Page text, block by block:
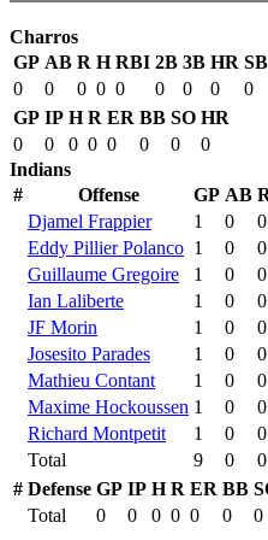
Charros
GP AB R H RBI 2B 3B HR SB
0
0 0 0 0 0 0 0 0
GP IP H R ER BB SO HR
0
0 0 0 0 0 0
0
Indians
#
Offense GP AB
Djamel Frappier
1 0 0
Eddy Pillier Polanco 1 0 0
Guillaume Gregoire
1 0 0
Ian Laliberte
1 0 0
JF Morin
1 0 0
Josesito Parades
1 0 0
Mathieu Contant
1 0 0
Maxime Hockoussen 1 0 0
Richard Montpetit
1 0 0
Total
9 0 0
# Defense GP IP H R ER BB
Total
0 0 0 0 0 0 0